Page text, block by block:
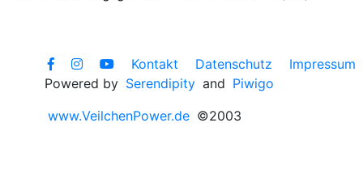
Kontakt Datenschutz
Impressum
Powered by Serendipity and Piwigo
www.VeilchenPower.de ©2003